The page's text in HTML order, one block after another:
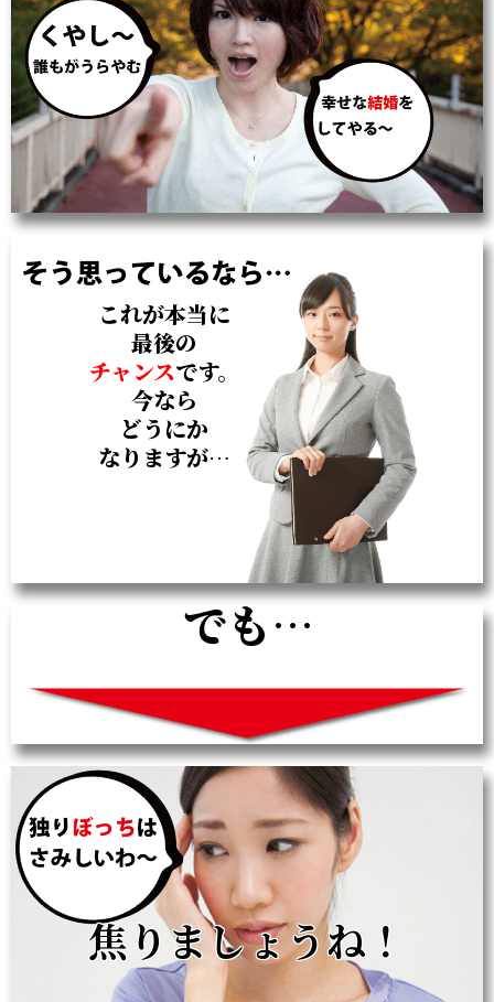
これが本当に
最後の
チャンスです。
今なら
どうにか
なりますが…
でも…
焦りましょうね！